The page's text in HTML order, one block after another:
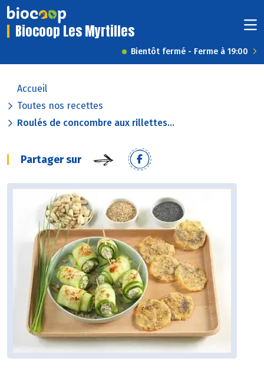
Biocoop Les Myrtilles
Bientôt fermé - Ferme à 19:00
Accueil
Toutes nos recettes
Roulés de concombre aux rillettes...
Partager sur